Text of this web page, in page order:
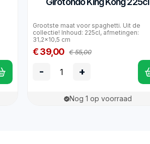
Grootste maat voor spaghetti. Uit de
collectie! Inhoud: 225cl, afmetingen:
31,2x10,5 cm
€ 39,00 € 55,00
- +
Nog 1 op voorraad